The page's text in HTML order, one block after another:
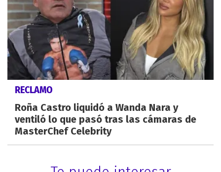
RECLAMO
Roña Castro liquidó a Wanda Nara y
ventiló lo que pasó tras las cámaras de
MasterChef Celebrity